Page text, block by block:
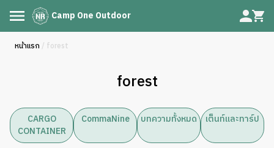
Camp One Outdoor
หน้าแรก / forest
forest
CARGO
CONTAINER
CommaNine บทความทั้งหมด เต็นท์และทาร์ป